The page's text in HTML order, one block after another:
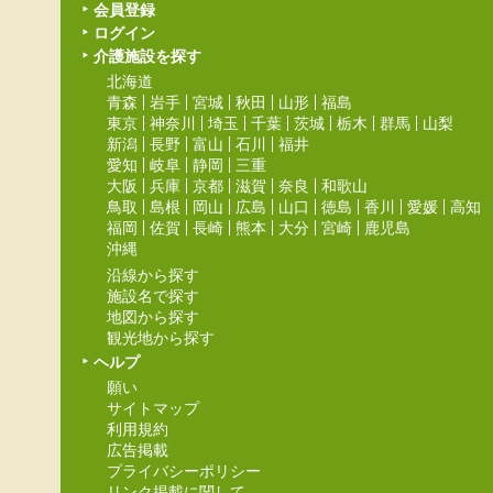
会員登録
ログイン
介護施設を探す
北海道
青森
岩手 宮城 秋田 山形
福島
東京
神奈川 埼玉 千葉 茨城 栃木 群馬
山梨
新潟
長野 富山 石川
福井
愛知
岐阜 静岡
三重
大阪
兵庫 京都 滋賀 奈良
和歌山
鳥取
島根 岡山 広島 山口 徳島 香川 愛媛
高知
福岡
佐賀 長崎 熊本 大分 宮崎
鹿児島
沖縄
沿線から探す
施設名で探す
地図から探す
観光地から探す
ヘルプ
願い
サイトマップ
利用規約
広告掲載
プライバシーポリシー